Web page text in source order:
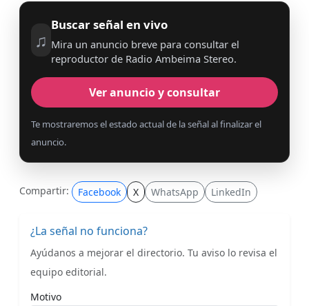
♫
Buscar señal en vivo
Mira un anuncio breve para consultar el
reproductor de Radio Ambeima Stereo.
Ver anuncio y consultar
Te mostraremos el estado actual de la señal al finalizar el
anuncio.
Compartir: Facebook X WhatsApp LinkedIn
¿La señal no funciona?
Ayúdanos a mejorar el directorio. Tu aviso lo revisa el
equipo editorial.
Motivo